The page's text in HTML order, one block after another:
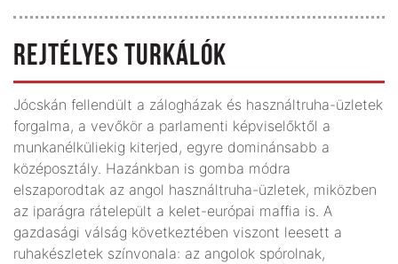
REJTÉLYES TURKÁLÓK
Jócskán fellendült a zálogházak és használtruha-üzletek
forgalma, a vevőkör a parlamenti képviselőktől a
munkanélküliekig kiterjed, egyre dominánsabb a
középosztály. Hazánkban is gomba módra
elszaporodtak az angol használtruha-üzletek, miközben
az iparágra rátelepült a kelet-európai maffia is. A
gazdasági válság következtében viszont leesett a
ruhakészletek színvonala: az angolok spórolnak,